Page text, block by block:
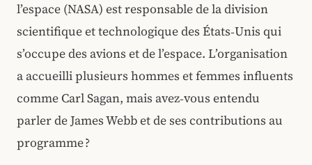
l’espace (NASA) est responsable de la division
scientifique et technologique des États‑Unis qui
s’occupe des avions et de l’espace. L’organisation
a accueilli plusieurs hommes et femmes influents
comme Carl Sagan, mais avez‑vous entendu
parler de James Webb et de ses contributions au
programme ?